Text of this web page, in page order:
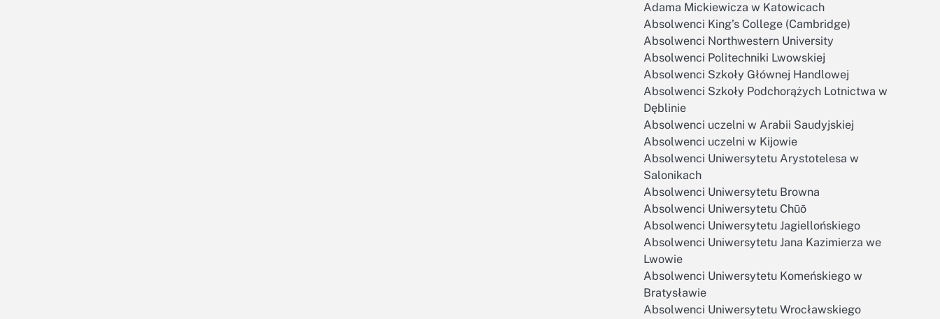
Adama Mickiewicza w Katowicach
Absolwenci King’s College (Cambridge)
Absolwenci Northwestern University
Absolwenci Politechniki Lwowskiej
Absolwenci Szkoły Głównej Handlowej
Absolwenci Szkoły Podchorążych Lotnictwa w
Dęblinie
Absolwenci uczelni w Arabii Saudyjskiej
Absolwenci uczelni w Kijowie
Absolwenci Uniwersytetu Arystotelesa w
Salonikach
Absolwenci Uniwersytetu Browna
Absolwenci Uniwersytetu Chūō
Absolwenci Uniwersytetu Jagiellońskiego
Absolwenci Uniwersytetu Jana Kazimierza we
Lwowie
Absolwenci Uniwersytetu Komeńskiego w
Bratysławie
Absolwenci Uniwersytetu Wrocławskiego